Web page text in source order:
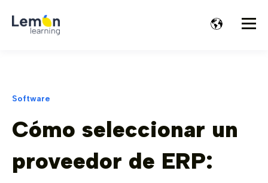
Software
Cómo seleccionar un
proveedor de ERP: